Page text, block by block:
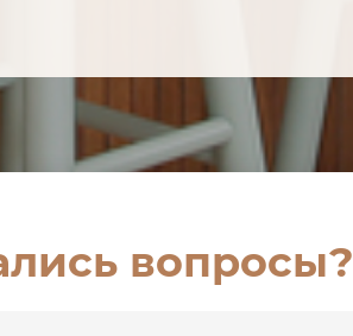
вопросы?